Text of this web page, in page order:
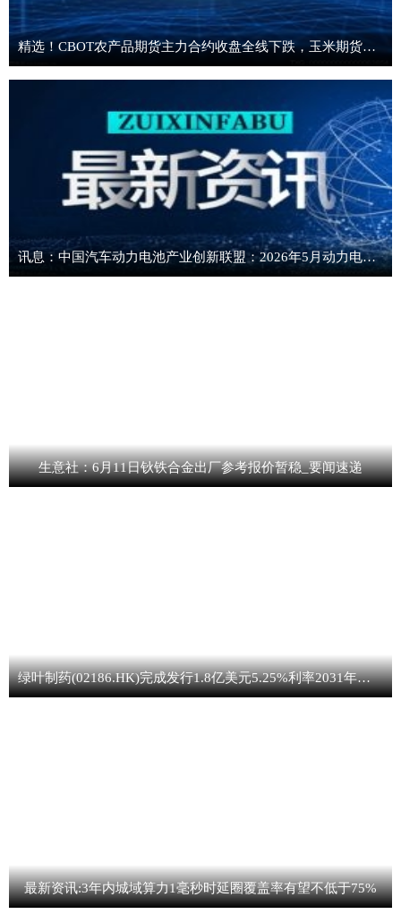
精选！CBOT农产品期货主力合约收盘全线下跌，玉米期货跌1.91%
讯息：中国汽车动力电池产业创新联盟：2026年5月动力电池月度装车量
生意社：6月11日钬铁合金出厂参考报价暂稳_要闻速递
绿叶制药(02186.HK)完成发行1.8亿美元5.25%利率2031年到期可转换债券 焦点要闻
最新资讯:3年内城域算力1毫秒时延圈覆盖率有望不低于75%